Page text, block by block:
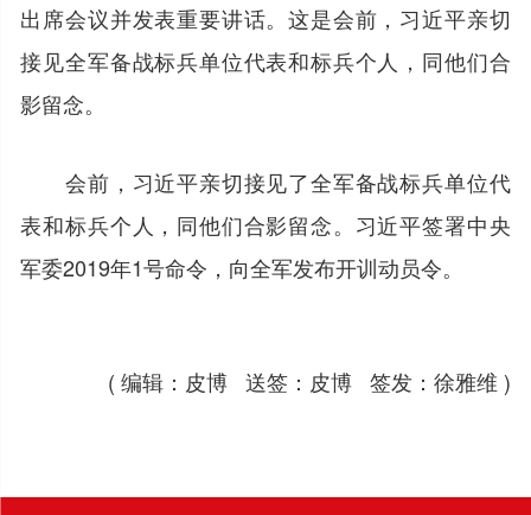
出席会议并发表重要讲话。这是会前，习近平亲切
接见全军备战标兵单位代表和标兵个人，同他们合
影留念。
会前，习近平亲切接见了全军备战标兵单位代
表和标兵个人，同他们合影留念。习近平签署中央
军委2019年1号命令，向全军发布开训动员令。
( 编辑：皮博 送签：皮博 签发：徐雅维 )